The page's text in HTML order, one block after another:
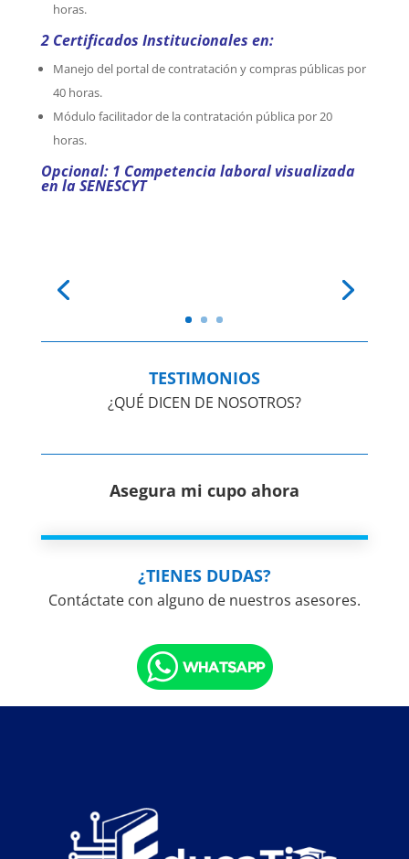
horas.
2 Certificados Institucionales en:
Manejo del portal de contratación y compras públicas por
40 horas.
Módulo facilitador de la contratación pública por 20
horas.
Opcional: 1 Competencia laboral visualizada
en la SENESCYT
TESTIMONIOS
¿QUÉ DICEN DE NOSOTROS?
Asegura mi cupo ahora
¿TIENES DUDAS?
Contáctate con alguno de nuestros asesores.